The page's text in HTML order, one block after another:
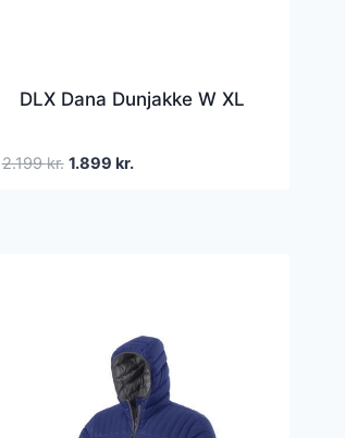
DLX Dana Dunjakke W XL
2.199kr. Den
1.899 kr.Den